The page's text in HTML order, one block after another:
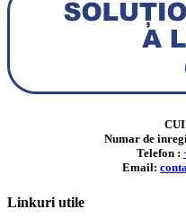
Numar de
Telefon :
Email:
Linkuri utile